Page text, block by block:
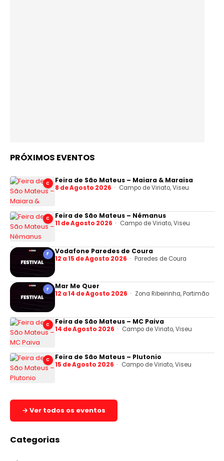
PRÓXIMOS EVENTOS
C Feira de São Mateus – Maiara & Maraisa
8 de Agosto 2026 Campo de Viriato, Viseu
C Feira de São Mateus – Némanus
11 de Agosto 2026 Campo de Viriato, Viseu
F Vodafone Paredes de Coura
12 a 15 de Agosto 2026 Paredes de Coura
F Mar Me Quer
12 a 14 de Agosto 2026 Zona Ribeirinha, Portimão
C Feira de São Mateus – MC Paiva
14 de Agosto 2026 Campo de Viriato, Viseu
C Feira de São Mateus – Plutonio
15 de Agosto 2026 Campo de Viriato, Viseu
→ Ver todos os eventos
Categorias